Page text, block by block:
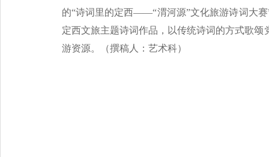
的“诗词里的定西——“渭河源”文化旅游诗词大
定西文旅主题诗词作品，以传统诗词的方式歌
游资源。（撰稿人：艺术科）